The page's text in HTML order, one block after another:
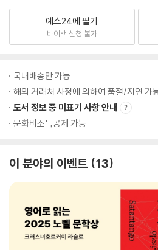
예스24에 팔기
바이백 신청 불가
국내배송만 가능
해외 거래처 사정에 의하여 품절/지연 가
도서 정보 중 미표기 사항 안내
문화비소득공제 가능
이 분야의 이벤트 13